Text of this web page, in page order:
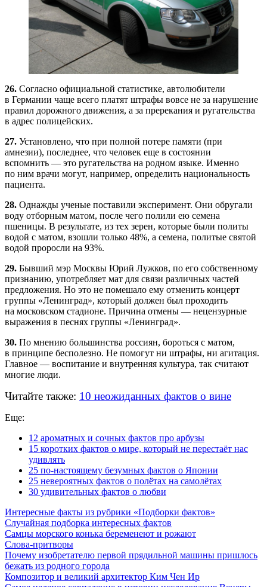
26. Согласно официальной статистике, автолюбители
в Германии чаще всего платят штрафы вовсе не за нарушение
правил дорожного движения, а за пререкания и ругательства
в адрес полицейских.
27. Установлено, что при полной потере памяти (при
амнезии), последнее, что человек еще в состоянии
вспомнить — это ругательства на родном языке. Именно
по ним врачи могут, например, определить национальность
пациента.
28. Однажды ученые поставили эксперимент. Они обругали
воду отборным матом, после чего полили ею семена
пшеницы. В результате, из тех зерен, которые были политы
водой с матом, взошли только 48%, а семена, политые святой
водой проросли на 93%.
29. Бывший мэр Москвы Юрий Лужков, по его собственному
признанию, употребляет мат для связи различных частей
предложения. Но это не помешало ему отменить концерт
группы «Ленинград», который должен был проходить
на московском стадионе. Причина отмены — нецензурные
выражения в песнях группы «Ленинград».
30. По мнению большинства россиян, бороться с матом,
в принципе бесполезно. Не помогут ни штрафы, ни агитация.
Главное — воспитание и внутренняя культура, так считают
многие люди.
Читайте также: 10 неожиданных фактов о вине
Еще:
12 ароматных и сочных фактов про арбузы
15 коротких фактов о мире, который не перестаёт нас
удивлять
25 по-настоящему безумных фактов о Японии
25 невероятных фактов о полётах на самолётах
30 удивительных фактов о любви
Интересные факты из рубрики «Подборки фактов»
Случайная подборка интересных фактов
Самцы морского конька беременеют и рожают
Слова-притворы
Почему изобретателю первой прядильной машины пришлось
бежать из родного города
Композитор и великий архитектор Ким Чен Ир